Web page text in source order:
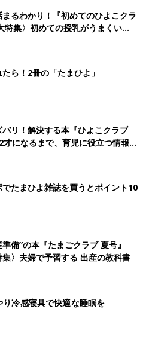
るわかり！『初めてのひよこクラ
特集〉初めての授乳がうまくい
クの基本と夏のトラブル 解決テ
ら！2冊の「たまひよ」
リ！解決する本『ひよこクラブ
になるまで、育児に役立つ情報が
たまひよ雑誌を買うとポイント10
備”の本『たまごクラブ 夏号』
集〉夫婦で予習する 出産の教科書
り冷感寝具で快適な睡眠を